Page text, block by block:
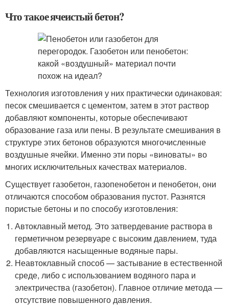
Что такое ячеистый бетон?
Технология изготовления у них практически одинаковая:
песок смешивается с цементом, затем в этот раствор
добавляют компоненты, которые обеспечивают
образование газа или пены. В результате смешивания в
структуре этих бетонов образуются многочисленные
воздушные ячейки. Именно эти поры «виноваты» во
многих исключительных качествах материалов.
Существует газобетон, газопенобетон и пенобетон, они
отличаются способом образования пустот. Разнятся
пористые бетоны и по способу изготовления:
Автоклавный метод. Это затвердевание раствора в
герметичном резервуаре с высоким давлением, туда
добавляются насыщенные водяные пары.
Неавтоклавный способ — застывание в естественной
среде, либо с использованием водяного пара и
электричества (газобетон). Главное отличие метода —
отсутствие повышенного давления.